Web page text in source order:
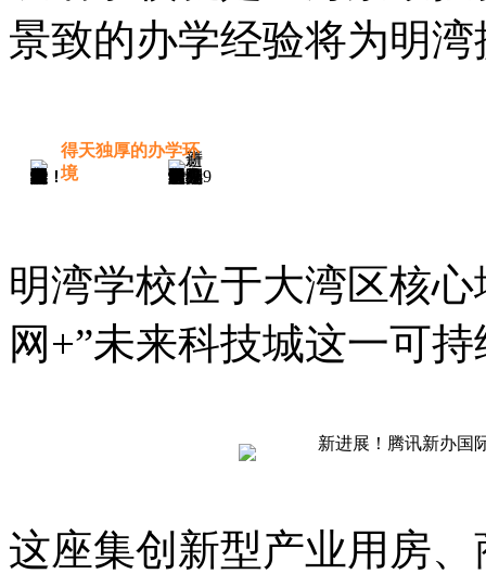
景致的办学经验将为明
得天独厚的办学环
境
明湾学校位于大湾区核
网+”未来科技城这一可
这座集创新型产业用房